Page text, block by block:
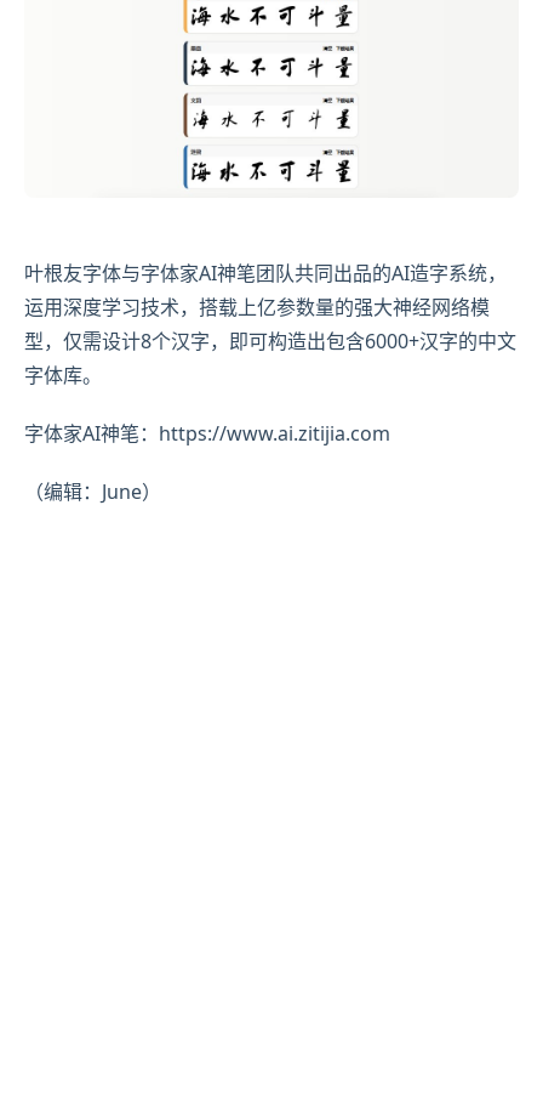
叶根友字体与字体家AI神笔团队共同出品的AI造字系统，
运用深度学习技术，搭载上亿参数量的强大神经网络模
型，仅需设计8个汉字，即可构造出包含6000+汉字的中文
字体库。
字体家AI神笔：https://www.ai.zitijia.com
（编辑：June）